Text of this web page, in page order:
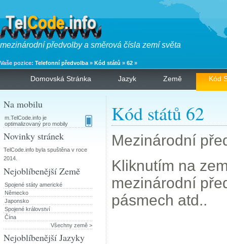
mezinárodní předvolby a směrová čísla zemí světa
Vaše pozice: Telefonní předvolba » Kód států » 62 »
Domovská Stránka Jazyk Země Kód
Kód států 62
Mezinárodní
Kliknutím na
mezinárodní
pásmech atd..
Na mobilu
m.TelCode.info je
optimalizovaný pro mobily
Novinky stránek
TelCode.info byla spuštěna v roce
2014.
Nejoblíbenější Země
Spojené státy americké
Německo
Japonsko
Spojené království
Čína
Všechny země >
Nejoblíbenější Jazyky